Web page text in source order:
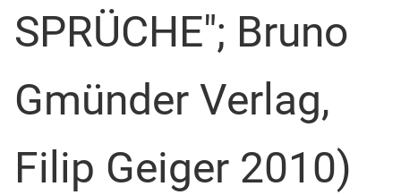
SPRÜCHE"; Bruno
Gmünder Verlag,
Filip Geiger 2010)